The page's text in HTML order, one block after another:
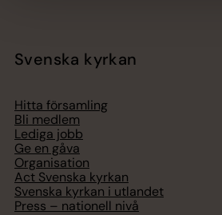
Svenska kyrkan
Hitta församling
Bli medlem
Lediga jobb
Ge en gåva
Organisation
Act Svenska kyrkan
Svenska kyrkan i utlandet
Press – nationell nivå